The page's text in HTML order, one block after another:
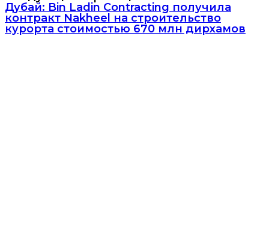
Дубай: Bin Ladin Contracting получила
контракт Nakheel на строительство
курорта стоимостью 670 млн дирхамов